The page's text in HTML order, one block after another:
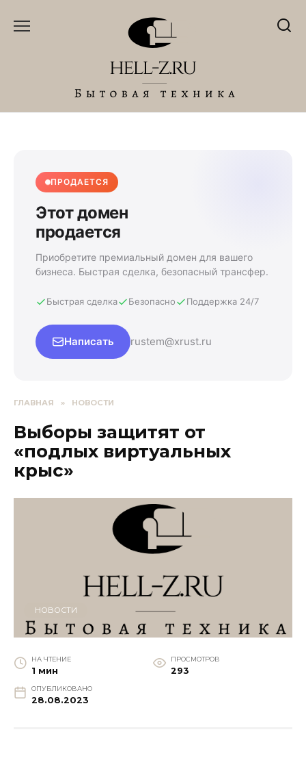
ПРОДАЕТСЯ
Этот домен
продается
Приобретите премиальный домен для вашего
бизнеса. Быстрая сделка, безопасный трансфер.
Быстрая сделка Безопасно Поддержка 24/7
Написать rustem@xrust.ru
ГЛАВНАЯ » НОВОСТИ
Выборы защитят от
«подлых виртуальных
крыс»
НОВОСТИ
НА ЧТЕНИЕ
1 мин
ПРОСМОТРОВ
293
ОПУБЛИКОВАНО
28.08.2023